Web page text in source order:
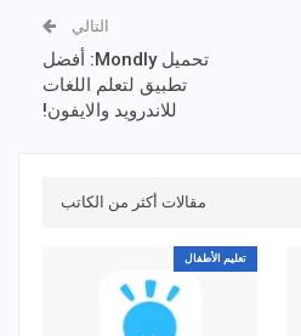
التالي
تحميل Mondly: أفضل
تطبيق لتعلم اللغات
للاندرويد والايفون!
مقالات أكثر من الكاتب
تعليم الأطفال